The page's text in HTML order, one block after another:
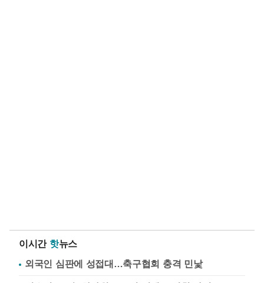
이시간 핫뉴스
외국인 심판에 성접대…축구협회 충격 민낯